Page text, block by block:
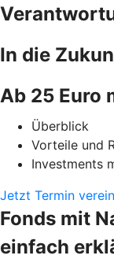
In die
Ab 25 Euro
Überblick
Vorteile und
Investments
Jetzt Termin
Fonds mit
einfach